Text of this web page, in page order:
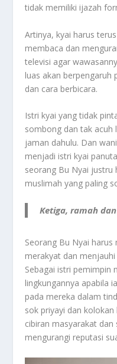
tidak memiliki ijazah
Artinya, kyai harus
membaca dan
televisi agar
luas akan berpengaruh
dan cara berbicara.
Istri kyai yang tidak
sombong dan tak acuh
jaman dahulu. Dan
menjadi istri kyai
seorang Bu Nyai justru
muslimah yang paling
Ketiga, ramah
Seorang Bu Nyai
merakyat dan
Sebagai istri pemimpin
lingkungannya apabila
pada mereka dalam
sok priyayi dan
cibiran masyarakat
mengurangi reputasi